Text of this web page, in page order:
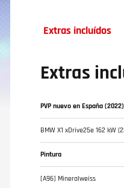
Extras incluídos
Extras
PVP nuevo en España
BMW X1 xDrive25e 162 kW
Pintura
[A96] Mineralweiss